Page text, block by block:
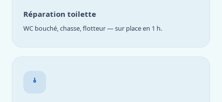
Réparation toilette
WC bouché, chasse, flotteur — sur place en 1 h.